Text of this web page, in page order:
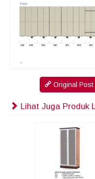
Original Post
Lihat Juga Produk